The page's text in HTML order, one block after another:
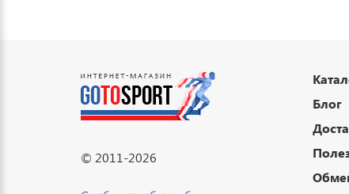
© 2011-2026
Блог